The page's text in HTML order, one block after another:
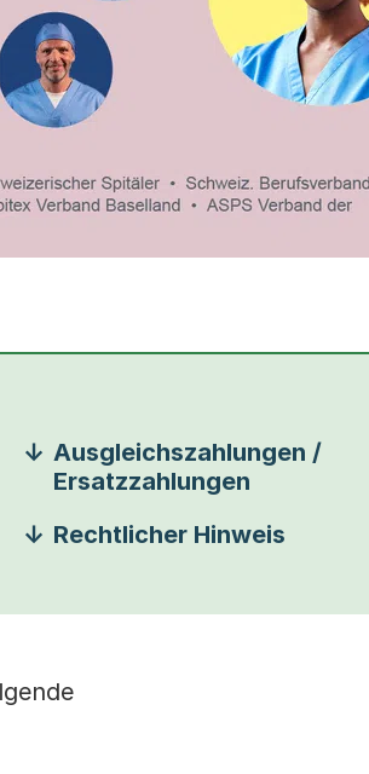
Ausgleichszahlungen /
Ersatzzahlungen
Rechtlicher Hinweis